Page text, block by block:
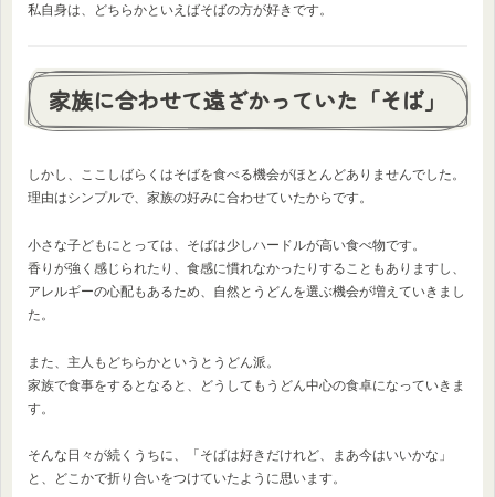
私自身は、どちらかといえばそばの方が好きです。
家族に合わせて遠ざかっていた「そば」
しかし、ここしばらくはそばを食べる機会がほとんどありませんでした。
理由はシンプルで、家族の好みに合わせていたからです。
小さな子どもにとっては、そばは少しハードルが高い食べ物です。
香りが強く感じられたり、食感に慣れなかったりすることもありますし、
アレルギーの心配もあるため、自然とうどんを選ぶ機会が増えていきまし
た。
また、主人もどちらかというとうどん派。
家族で食事をするとなると、どうしてもうどん中心の食卓になっていきま
す。
そんな日々が続くうちに、「そばは好きだけれど、まあ今はいいかな」
と、どこかで折り合いをつけていたように思います。